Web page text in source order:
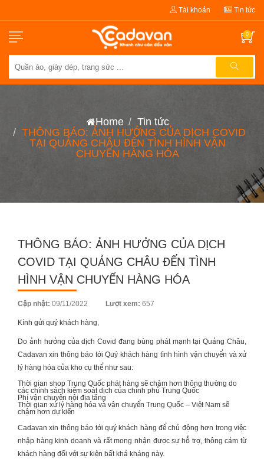
Tài khoản Tin tức
0
Home
Tin tức
THÔNG BÁO: ẢNH HƯỞNG CỦA DỊCH COVID
TẠI QUẢNG CHÂU ĐẾN TÌNH HÌNH VẬN
CHUYỂN HÀNG HÓA
THÔNG BÁO: ẢNH HƯỞNG CỦA DỊCH
COVID TẠI QUẢNG CHÂU ĐẾN TÌNH
HÌNH VẬN CHUYỂN HÀNG HÓA
Cập nhật: Posted
09/11/2022 Lượt xem: 657
Kính gửi quý khách hàng,
Do ảnh hưởng của dịch Covid đang bùng phát mạnh tại Quảng Châu,
Cadavan xin thông báo tới Quý khách hàng tình hình vận chuyển và xử
lý hàng hóa của kho cụ thể như sau:
Thời gian shop Trung Quốc phát hàng sẽ chậm hơn thông thường do
các chính sách kiểm soát dịch của chính phủ Trung Quốc
Phí vận chuyển nội địa tăng
Thời gian xử lý hàng hóa và vận chuyển Trung Quốc – Việt Nam sẽ
chậm hơn dự kiến
Cadavan xin thông báo tới quý khách hàng để chủ động hơn trong việc
nhập hàng kinh doanh và rất mong nhận được sự hỗ trợ, thông cảm từ
khách hàng đối với sự kiện bất khả kháng này.